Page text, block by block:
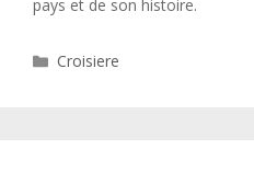
pays et de son histoire.
Catégories
Croisiere